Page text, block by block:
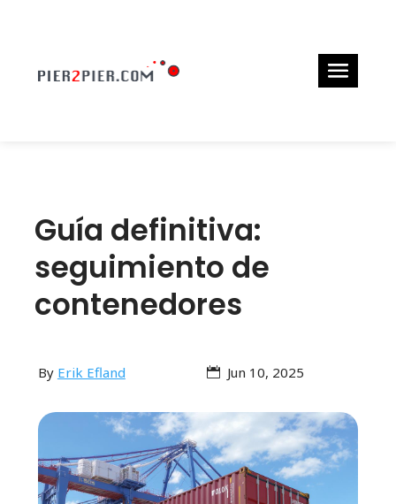
Guía definitiva:
seguimiento de
contenedores
By Erik Efland Jun 10, 2025